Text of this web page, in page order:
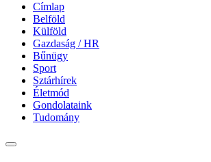
Címlap
Belföld
Külföld
Gazdaság / HR
Bűnügy
Sport
Sztárhírek
Életmód
Gondolataink
Tudomány